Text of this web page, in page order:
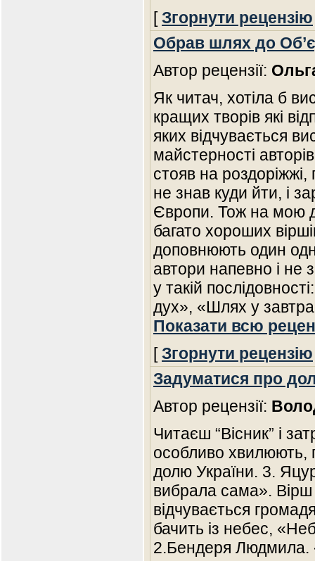
[Згорнути рецензію
Обрав шлях до
Автор рецензії:
Як читач, хотіла б
кращих творів які
яких відчувається
майстерності
стояв на роздоріжжі,
не знав куди йти, і
Європи. Тож на мою
багато хороших
доповнюють один
автори напевно і не
у такій
дух», «Шлях у
Показати всю
[Згорнути рецензію
Задуматися про
Автор рецензії:
Читаєш “Вісник” і
особливо хвилюють,
долю України. 3.
вибрала сама».
відчувається
бачить із небес,
2.Бендеря Людмила.